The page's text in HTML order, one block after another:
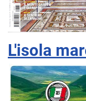
L'isola